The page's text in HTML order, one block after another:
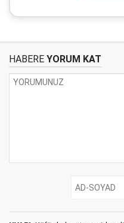
HABERE YORUM KAT